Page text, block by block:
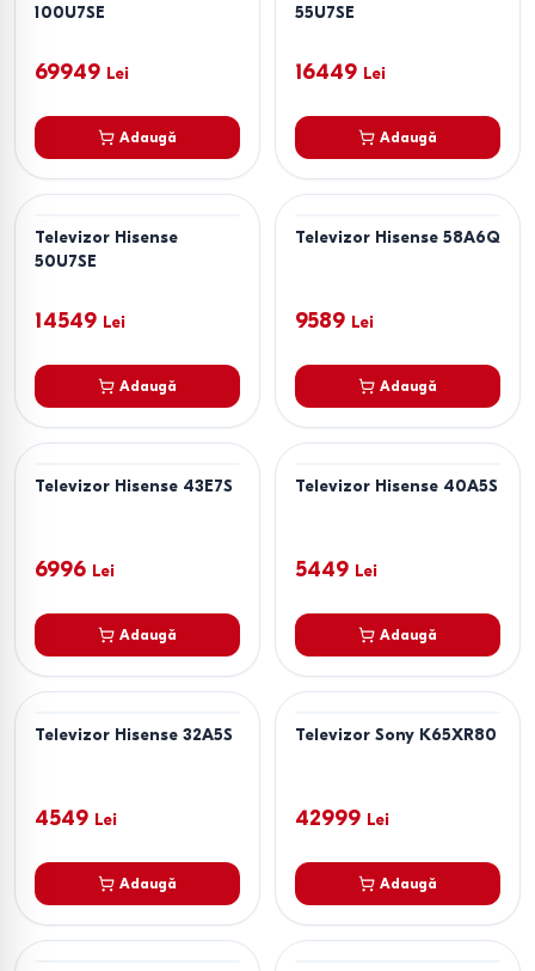
100U7SE
69949 Lei
Adaugă
55U7SE
16449 Lei
Adaugă
Televizor Hisense
50U7SE
14549 Lei
Adaugă
Televizor Hisense 58A6Q
9589 Lei
Adaugă
Televizor Hisense 43E7S
6996 Lei
Adaugă
Televizor Hisense 40A5S
5449 Lei
Adaugă
Televizor Hisense 32A5S
4549 Lei
Adaugă
Televizor Sony K65XR80
42999 Lei
Adaugă